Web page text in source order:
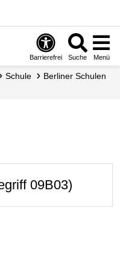
Barrierefrei Suche Menü
Schule
Berliner Schulen
09B03)